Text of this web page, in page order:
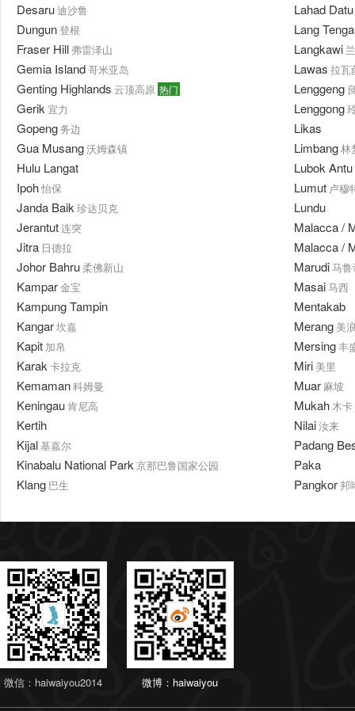
Desaru迪沙鲁
Dungun登根
Fraser Hill 弗雷泽山
Gemia Island哥米亚岛
Genting Highlands 云顶高原 热门
Gerik 宜力
Gopeng务边
Gua Musang沃姆森镇
Hulu Langat
Ipoh怡保
Janda Baik 珍达贝克
Jerantut连突
Jitra 日德拉
Johor Bahru柔佛新山
Kampar金宝
Kampung Tampin
Kangar坎嘉
Kapit 加帛
Karak 卡拉克
Kemaman科姆曼
Keningau肯尼高
Kertih
Kijal基嘉尔
Kinabalu National Park 京那巴鲁国家公园
Klang 巴生
Lahad Datu
Lang
Langkawi
Lawas 拉瓦
Lenggeng
Lenggong
Likas
Limbang林
Lubok Antu
Lumut 卢穆
Lundu
Malacca /
Malacca /
Marudi马
Masai马西
Mentakab
Merang 美
Mersing丰
Miri 美里
Muar 麻坡
Mukah木卡
Nilai汝来
Padang
Paka
Pangkor邦
微信：haiwaiyou2014 微博：haiwaiyou